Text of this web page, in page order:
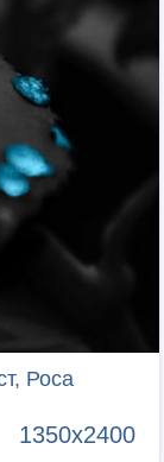
Роса
1350x2400